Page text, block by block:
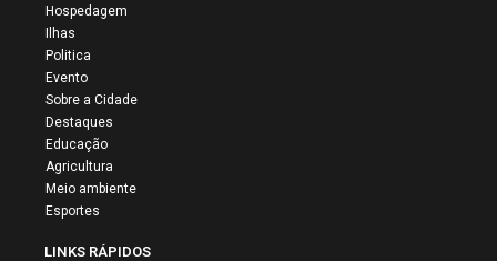
Hospedagem
Ilhas
Politica
Evento
Sobre a Cidade
Destaques
Educação
Agricultura
Meio ambiente
Esportes
LINKS RÁPIDOS